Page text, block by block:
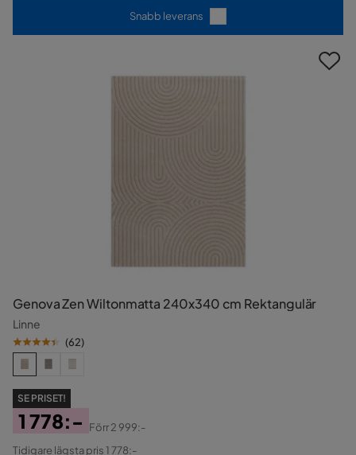
Snabb leverans
Genova Zen Wiltonmatta 240x340 cm Rektangulär
Linne
(62)
SE PRISET!
Pris
1 778:-
Original
Förr2 999:-
Tidigare lägsta pris 1 778:-